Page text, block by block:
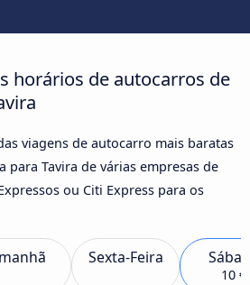
horários de autocarros de
viagens de autocarro mais baratas
Tavira de várias empresas de
ou Citi Express para os
Sexta-Feira
10 €